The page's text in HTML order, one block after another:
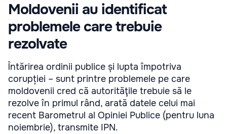
Moldovenii au identificat
problemele care trebuie
rezolvate
Întărirea ordinii publice și lupta împotriva
corupției – sunt printre problemele pe care
moldovenii cred că autorităţile trebuie să le
rezolve în primul rând, arată datele celui mai
recent Barometrul al Opiniei Publice (pentru luna
noiembrie), transmite IPN.